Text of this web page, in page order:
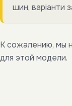
шин, варіанти
К сожалению, мы
для этой модели.